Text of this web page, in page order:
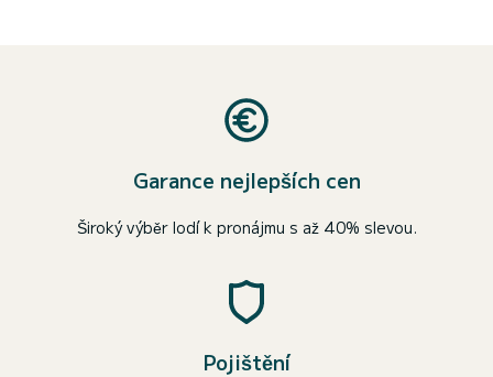
Garance nejlepších cen
Široký výběr lodí k pronájmu s až 40% slevou.
Pojištění